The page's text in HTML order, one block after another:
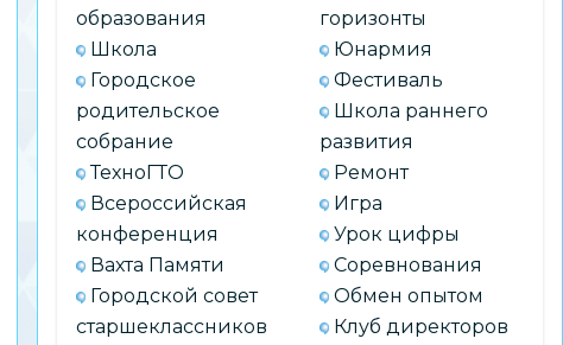
образования
Школа
Городское
родительское
собрание
ТехноГТО
Всероссийская
конференция
Вахта Памяти
Городской совет
старшеклассников
горизонты
Юнармия
Фестиваль
Школа раннего
развития
Ремонт
Игра
Урок цифры
Соревнования
Обмен опытом
Клуб директоров